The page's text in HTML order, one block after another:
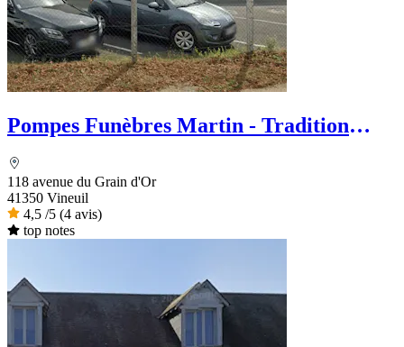
Pompes Funèbres Martin - Tradition
118 avenue du Grain d'Or
41350 Vineuil
4,5 /5 (4 avis)
top notes